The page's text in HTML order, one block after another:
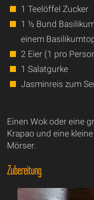
1 Teelöffel Zucker
1 ½ Bund
einem
2 Eier (1 pro
1 Salatgurke
Jasminreis zum
Einen Wok oder eine
Krapao und eine
Mörser.
Zubereitung